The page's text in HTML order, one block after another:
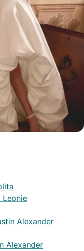
Leonie
Alexander
Alexander